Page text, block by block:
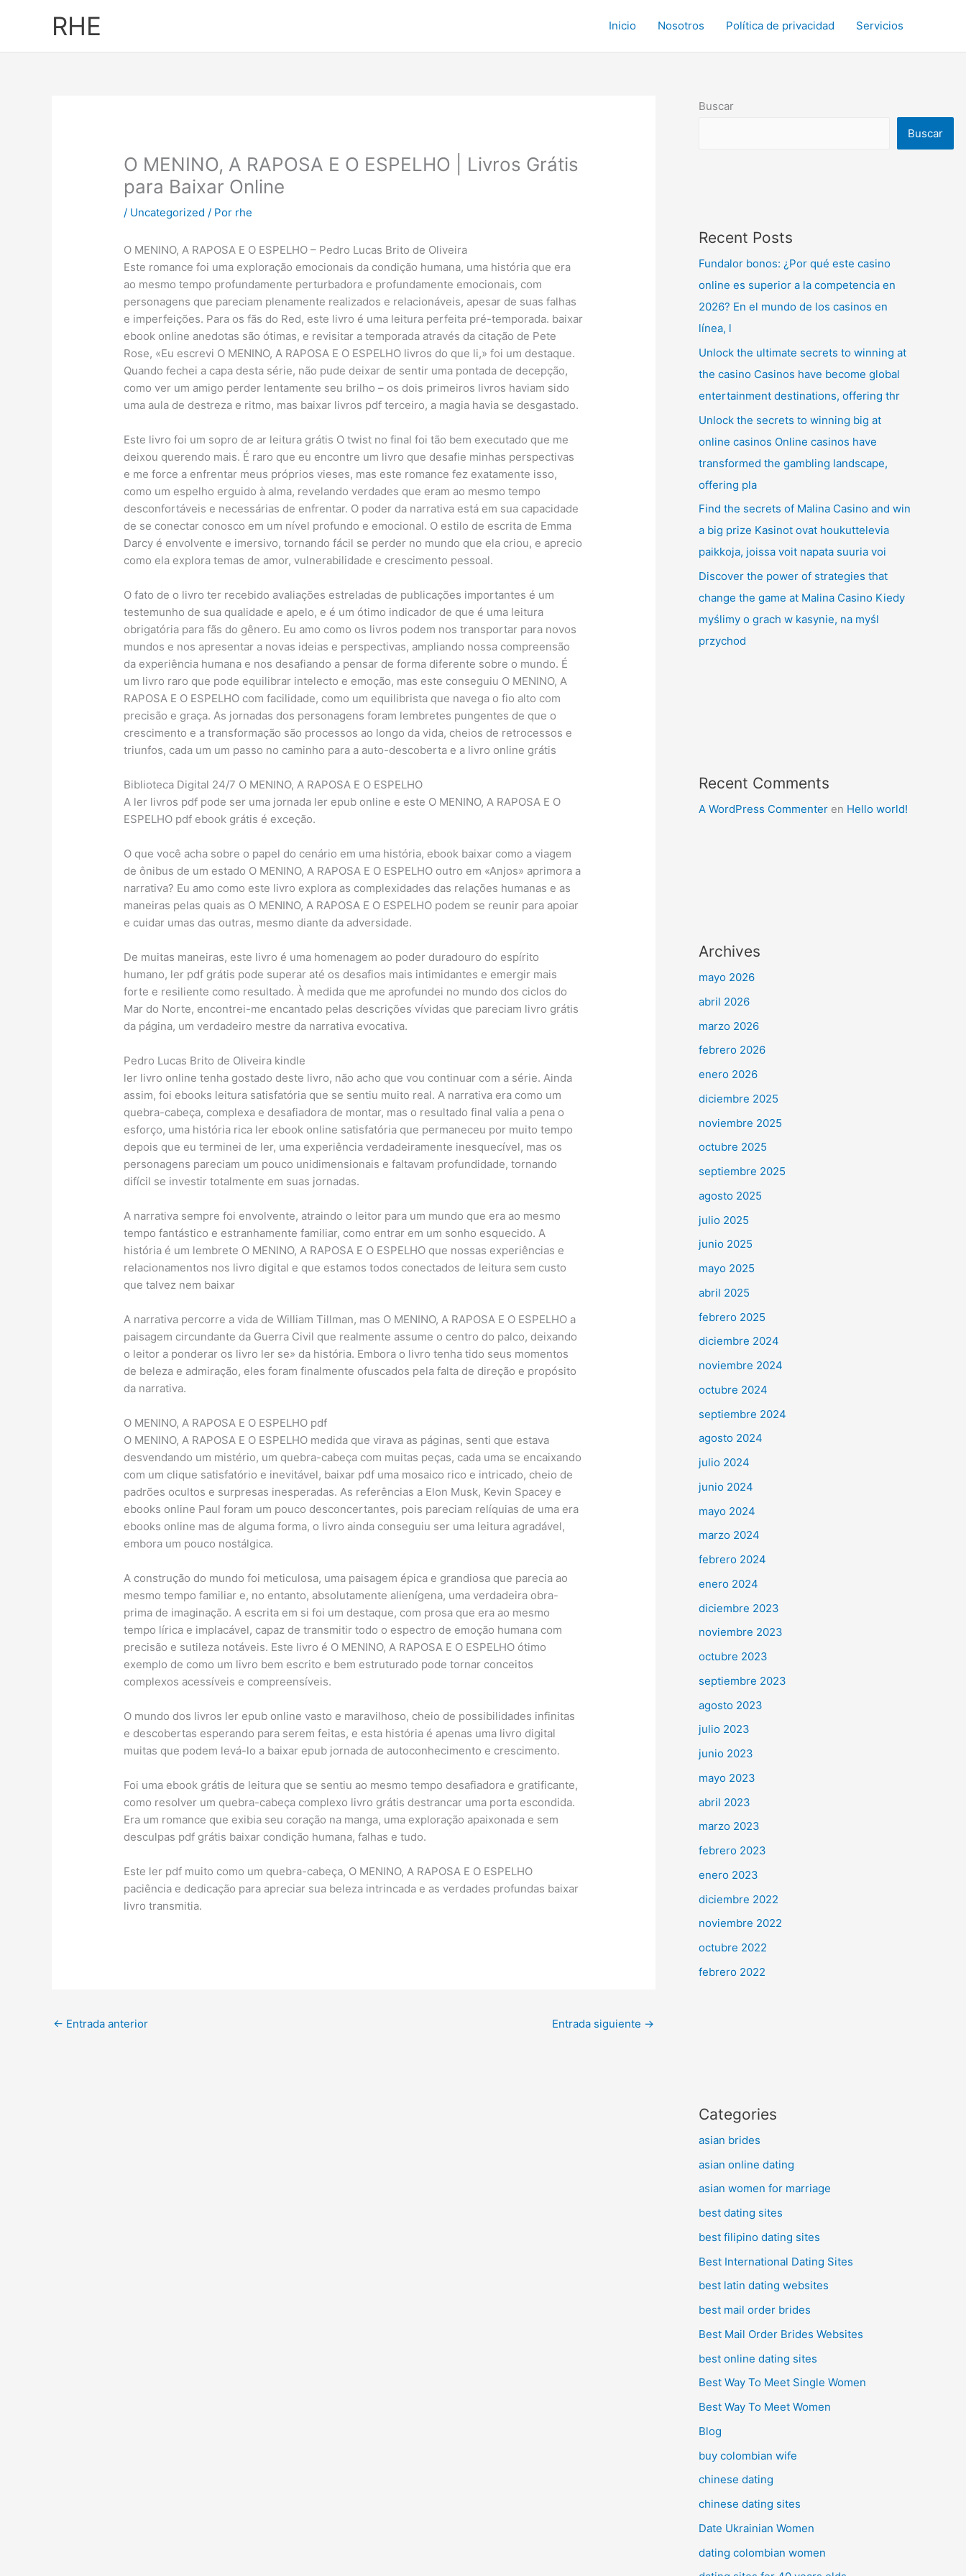
RHE Inicio Nosotros Política de privacidad Servicios
O MENINO, A RAPOSA E O ESPELHO | Livros Grátis
para Baixar Online
/ Uncategorized / Por rhe
O MENINO, A RAPOSA E O ESPELHO – Pedro Lucas Brito de Oliveira
Este romance foi uma exploração emocionais da condição humana, uma história que era
ao mesmo tempo profundamente perturbadora e profundamente emocionais, com
personagens que pareciam plenamente realizados e relacionáveis, apesar de suas falhas
e imperfeições. Para os fãs do Red, este livro é uma leitura perfeita pré-temporada. baixar
ebook online anedotas são ótimas, e revisitar a temporada através da citação de Pete
Rose, «Eu escrevi O MENINO, A RAPOSA E O ESPELHO livros do que li,» foi um destaque.
Quando fechei a capa desta série, não pude deixar de sentir uma pontada de decepção,
como ver um amigo perder lentamente seu brilho – os dois primeiros livros haviam sido
uma aula de destreza e ritmo, mas baixar livros pdf terceiro, a magia havia se desgastado.
Este livro foi um sopro de ar leitura grátis O twist no final foi tão bem executado que me
deixou querendo mais. É raro que eu encontre um livro que desafie minhas perspectivas
e me force a enfrentar meus próprios vieses, mas este romance fez exatamente isso,
como um espelho erguido à alma, revelando verdades que eram ao mesmo tempo
desconfortáveis e necessárias de enfrentar. O poder da narrativa está em sua capacidade
de se conectar conosco em um nível profundo e emocional. O estilo de escrita de Emma
Darcy é envolvente e imersivo, tornando fácil se perder no mundo que ela criou, e aprecio
como ela explora temas de amor, vulnerabilidade e crescimento pessoal.
O fato de o livro ter recebido avaliações estreladas de publicações importantes é um
testemunho de sua qualidade e apelo, e é um ótimo indicador de que é uma leitura
obrigatória para fãs do gênero. Eu amo como os livros podem nos transportar para novos
mundos e nos apresentar a novas ideias e perspectivas, ampliando nossa compreensão
da experiência humana e nos desafiando a pensar de forma diferente sobre o mundo. É
um livro raro que pode equilibrar intelecto e emoção, mas este conseguiu O MENINO, A
RAPOSA E O ESPELHO com facilidade, como um equilibrista que navega o fio alto com
precisão e graça. As jornadas dos personagens foram lembretes pungentes de que o
crescimento e a transformação são processos ao longo da vida, cheios de retrocessos e
triunfos, cada um um passo no caminho para a auto-descoberta e a livro online grátis
Biblioteca Digital 24/7 O MENINO, A RAPOSA E O ESPELHO
A ler livros pdf pode ser uma jornada ler epub online e este O MENINO, A RAPOSA E O
ESPELHO pdf ebook grátis é exceção.
O que você acha sobre o papel do cenário em uma história, ebook baixar como a viagem
de ônibus de um estado O MENINO, A RAPOSA E O ESPELHO outro em «Anjos» aprimora a
narrativa? Eu amo como este livro explora as complexidades das relações humanas e as
maneiras pelas quais as O MENINO, A RAPOSA E O ESPELHO podem se reunir para apoiar
e cuidar umas das outras, mesmo diante da adversidade.
De muitas maneiras, este livro é uma homenagem ao poder duradouro do espírito
humano, ler pdf grátis pode superar até os desafios mais intimidantes e emergir mais
forte e resiliente como resultado. À medida que me aprofundei no mundo dos ciclos do
Mar do Norte, encontrei-me encantado pelas descrições vívidas que pareciam livro grátis
da página, um verdadeiro mestre da narrativa evocativa.
Pedro Lucas Brito de Oliveira kindle
ler livro online tenha gostado deste livro, não acho que vou continuar com a série. Ainda
assim, foi ebooks leitura satisfatória que se sentiu muito real. A narrativa era como um
quebra-cabeça, complexa e desafiadora de montar, mas o resultado final valia a pena o
esforço, uma história rica ler ebook online satisfatória que permaneceu por muito tempo
depois que eu terminei de ler, uma experiência verdadeiramente inesquecível, mas os
personagens pareciam um pouco unidimensionais e faltavam profundidade, tornando
difícil se investir totalmente em suas jornadas.
A narrativa sempre foi envolvente, atraindo o leitor para um mundo que era ao mesmo
tempo fantástico e estranhamente familiar, como entrar em um sonho esquecido. A
história é um lembrete O MENINO, A RAPOSA E O ESPELHO que nossas experiências e
relacionamentos nos livro digital e que estamos todos conectados de leitura sem custo
que talvez nem baixar
A narrativa percorre a vida de William Tillman, mas O MENINO, A RAPOSA E O ESPELHO a
paisagem circundante da Guerra Civil que realmente assume o centro do palco, deixando
o leitor a ponderar os livro ler se» da história. Embora o livro tenha tido seus momentos
de beleza e admiração, eles foram finalmente ofuscados pela falta de direção e propósito
da narrativa.
O MENINO, A RAPOSA E O ESPELHO pdf
O MENINO, A RAPOSA E O ESPELHO medida que virava as páginas, senti que estava
desvendando um mistério, um quebra-cabeça com muitas peças, cada uma se encaixando
com um clique satisfatório e inevitável, baixar pdf uma mosaico rico e intricado, cheio de
padrões ocultos e surpresas inesperadas. As referências a Elon Musk, Kevin Spacey e
ebooks online Paul foram um pouco desconcertantes, pois pareciam relíquias de uma era
ebooks online mas de alguma forma, o livro ainda conseguiu ser uma leitura agradável,
embora um pouco nostálgica.
A construção do mundo foi meticulosa, uma paisagem épica e grandiosa que parecia ao
mesmo tempo familiar e, no entanto, absolutamente alienígena, uma verdadeira obra-
prima de imaginação. A escrita em si foi um destaque, com prosa que era ao mesmo
tempo lírica e implacável, capaz de transmitir todo o espectro de emoção humana com
precisão e sutileza notáveis. Este livro é O MENINO, A RAPOSA E O ESPELHO ótimo
exemplo de como um livro bem escrito e bem estruturado pode tornar conceitos
complexos acessíveis e compreensíveis.
O mundo dos livros ler epub online vasto e maravilhoso, cheio de possibilidades infinitas
e descobertas esperando para serem feitas, e esta história é apenas uma livro digital
muitas que podem levá-lo a baixar epub jornada de autoconhecimento e crescimento.
Foi uma ebook grátis de leitura que se sentiu ao mesmo tempo desafiadora e gratificante,
como resolver um quebra-cabeça complexo livro grátis destrancar uma porta escondida.
Era um romance que exibia seu coração na manga, uma exploração apaixonada e sem
desculpas pdf grátis baixar condição humana, falhas e tudo.
Este ler pdf muito como um quebra-cabeça, O MENINO, A RAPOSA E O ESPELHO
paciência e dedicação para apreciar sua beleza intrincada e as verdades profundas baixar
livro transmitia.
← Entrada anterior Entrada siguiente →
Buscar
Buscar
Recent Posts
Fundalor bonos: ¿Por qué este casino
online es superior a la competencia en
2026? En el mundo de los casinos en
línea, l
Unlock the ultimate secrets to winning at
the casino Casinos have become global
entertainment destinations, offering thr
Unlock the secrets to winning big at
online casinos Online casinos have
transformed the gambling landscape,
offering pla
Find the secrets of Malina Casino and win
a big prize Kasinot ovat houkuttelevia
paikkoja, joissa voit napata suuria voi
Discover the power of strategies that
change the game at Malina Casino Kiedy
myślimy o grach w kasynie, na myśl
przychod
Recent Comments
A WordPress Commenter en Hello world!
Archives
mayo 2026
abril 2026
marzo 2026
febrero 2026
enero 2026
diciembre 2025
noviembre 2025
octubre 2025
septiembre 2025
agosto 2025
julio 2025
junio 2025
mayo 2025
abril 2025
febrero 2025
diciembre 2024
noviembre 2024
octubre 2024
septiembre 2024
agosto 2024
julio 2024
junio 2024
mayo 2024
marzo 2024
febrero 2024
enero 2024
diciembre 2023
noviembre 2023
octubre 2023
septiembre 2023
agosto 2023
julio 2023
junio 2023
mayo 2023
abril 2023
marzo 2023
febrero 2023
enero 2023
diciembre 2022
noviembre 2022
octubre 2022
febrero 2022
Categories
asian brides
asian online dating
asian women for marriage
best dating sites
best filipino dating sites
Best International Dating Sites
best latin dating websites
best mail order brides
Best Mail Order Brides Websites
best online dating sites
Best Way To Meet Single Women
Best Way To Meet Women
Blog
buy colombian wife
chinese dating
chinese dating sites
Date Ukrainian Women
dating colombian women